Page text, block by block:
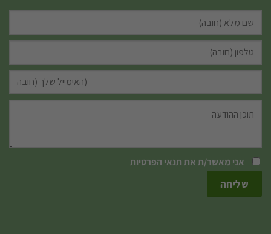
אני מאשר/ת אתתנאי הפרטיות